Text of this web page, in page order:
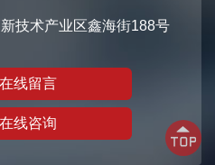
技术产业区鑫海街188号
在线留言
在线咨询